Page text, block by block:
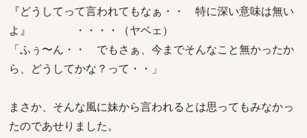
『どうしてって言われてもなぁ・・ 特に深い意味は無い
よ』 ・・・・（ヤベェ）
「ふぅ〜ん・・ でもさぁ、今までそんなこと無かったか
ら、どうしてかな？って・・」
まさか、そんな風に妹から言われるとは思ってもみなかっ
たのであせりました。